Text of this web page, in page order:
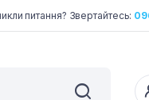
питання? Звертайтесь: